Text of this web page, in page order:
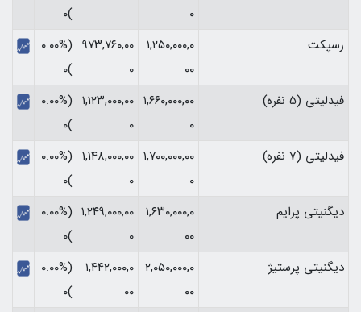
۰
)۰
رسپکت
۱,۲۵۰,۰۰۰,۰
۰۰
۹۷۳,۷۶۰,۰۰
۰
(۰.۰۰%
)۰
فیدلیتی (5 نفره)
۱,۶۶۰,۰۰۰,۰۰
۰
۱,۱۲۳,۰۰۰,۰۰
۰
(۰.۰۰%
)۰
فیدلیتی (7 نفره)
۱,۷۰۰,۰۰۰,۰۰
۰
۱,۱۴۸,۰۰۰,۰۰
۰
(۰.۰۰%
)۰
دیگنیتی پرایم
۱,۶۳۰,۰۰۰,۰
۰۰
۱,۲۴۹,۰۰۰,۰۰
۰
(۰.۰۰%
)۰
دیگنیتی پرستیژ
۲,۰۵۰,۰۰۰,۰
۰۰
۱,۴۴۲,۰۰۰,۰
۰۰
(۰.۰۰%
)۰